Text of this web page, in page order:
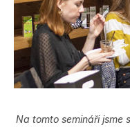
Na tomto semináři jsme